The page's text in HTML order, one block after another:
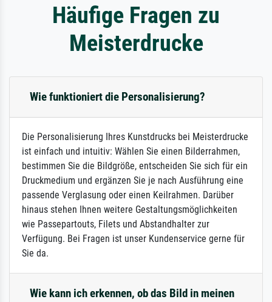
Häufige Fragen zu
Meisterdrucke
Wie funktioniert die Personalisierung?
Die Personalisierung Ihres Kunstdrucks bei Meisterdrucke
ist einfach und intuitiv: Wählen Sie einen Bilderrahmen,
bestimmen Sie die Bildgröße, entscheiden Sie sich für ein
Druckmedium und ergänzen Sie je nach Ausführung eine
passende Verglasung oder einen Keilrahmen. Darüber
hinaus stehen Ihnen weitere Gestaltungsmöglichkeiten
wie Passepartouts, Filets und Abstandhalter zur
Verfügung. Bei Fragen ist unser Kundenservice gerne für
Sie da.
Wie kann ich erkennen, ob das Bild in meinen